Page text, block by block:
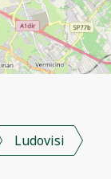
Ludovisi